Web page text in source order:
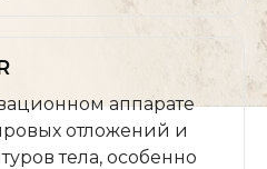
аппарате
отложений и
тела, особенно